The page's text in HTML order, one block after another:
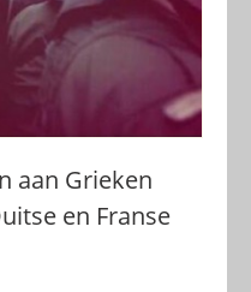
aan Grieken
en Franse